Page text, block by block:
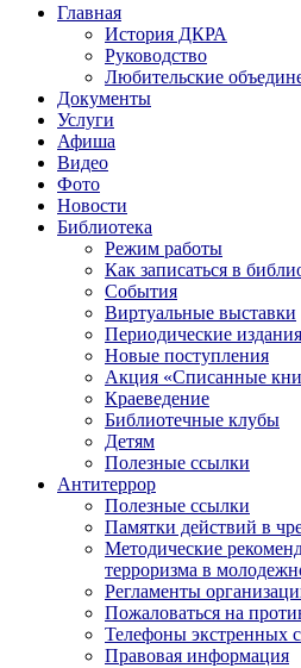
Главная
История ДКРА
Руководство
Любительские
Документы
Услуги
Афиша
Видео
Фото
Новости
Библиотека
Режим работы
Как записаться в
События
Виртуальные выставки
Периодические издания
Новые поступления
Акция «Списанные
Краеведение
Библиотечные клубы
Детям
Полезные ссылки
Антитеррор
Полезные ссылки
Памятки действий в
Методические
терроризма в
Регламенты
Пожаловаться на
Телефоны экстренных
Правовая информация